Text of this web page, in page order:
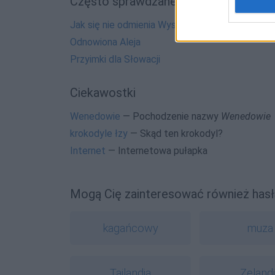
Jak się nie odmienia Wysokie Mazowieckie
Odnowiona Aleja
Przyimki dla Słowacji
Ciekawostki
Wenedowie — Pochodzenie nazwy Wenedowie
krokodyle łzy — Skąd ten krokodyl?
Internet — Internetowa pułapka
Mogą Cię zainteresować również
kagańcowy muza